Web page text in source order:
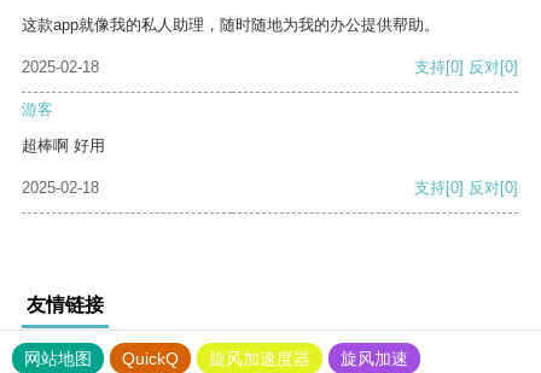
这款app就像我的私人助理，随时随地为我的办公提供帮助。
2025-02-18 支持[0] 反对[0]
游客
超棒啊 好用
2025-02-18 支持[0] 反对[0]
友情链接
网站地图 QuickQ 旋风加速度器 旋风加速